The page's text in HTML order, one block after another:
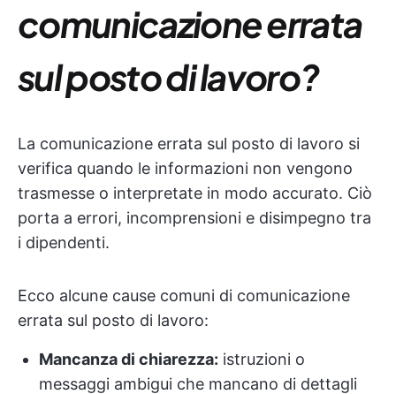
comunicazione errata
sul posto di lavoro?
La comunicazione errata sul posto di lavoro si
verifica quando le informazioni non vengono
trasmesse o interpretate in modo accurato. Ciò
porta a errori, incomprensioni e disimpegno tra
i dipendenti.
Ecco alcune cause comuni di comunicazione
errata sul posto di lavoro:
Mancanza di chiarezza: istruzioni o
messaggi ambigui che mancano di dettagli